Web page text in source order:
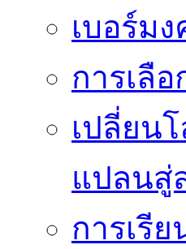
เบอร์ม
การเลื
เปลี่ยน
แปลนสู่
การเรี